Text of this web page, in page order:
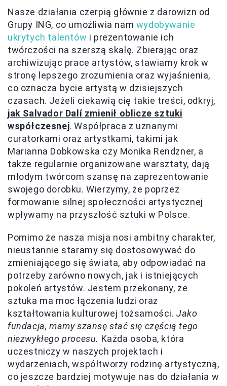
Nasze działania czerpią głównie z darowizn od
Grupy ING, co umożliwia nam wydobywanie
ukrytych talentów i prezentowanie ich
twórczości na szerszą skalę. Zbierając oraz
archiwizując prace artystów, stawiamy krok w
stronę lepszego zrozumienia oraz wyjaśnienia,
co oznacza bycie artystą w dzisiejszych
czasach. Jeżeli ciekawią cię takie treści, odkryj,
jak Salvador Dalí zmienił oblicze sztuki
współczesnej. Współpraca z uznanymi
curatorkami oraz artystkami, takimi jak
Marianna Dobkowska czy Monika Rendzner, a
także regularnie organizowane warsztaty, dają
młodym twórcom szansę na zaprezentowanie
swojego dorobku. Wierzymy, że poprzez
formowanie silnej społeczności artystycznej
wpływamy na przyszłość sztuki w Polsce.
Pomimo że nasza misja nosi ambitny charakter,
nieustannie staramy się dostosowywać do
zmieniającego się świata, aby odpowiadać na
potrzeby zarówno nowych, jak i istniejących
pokoleń artystów. Jestem przekonany, że
sztuka ma moc łączenia ludzi oraz
kształtowania kulturowej tożsamości.Jako
fundacja, mamy szansę stać się częścią tego
niezwykłego procesu. Każda osoba, która
uczestniczy w naszych projektach i
wydarzeniach, współtworzy rodzinę artystyczną,
co jeszcze bardziej motywuje nas do działania w